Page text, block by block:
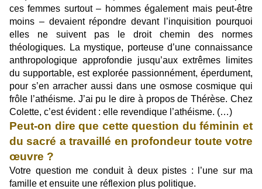
ces femmes surtout – hommes également mais peut-être
moins – devaient répondre devant l’inquisition pourquoi
elles ne suivent pas le droit chemin des normes
théologiques. La mystique, porteuse d’une connaissance
anthropologique approfondie jusqu’aux extrêmes limites
du supportable, est explorée passionnément, éperdument,
pour s’en arracher aussi dans une osmose cosmique qui
frôle l’athéisme. J’ai pu le dire à propos de Thérèse. Chez
Colette, c’est évident : elle revendique l’athéisme. (…)
Peut-on dire que cette question du féminin et
du sacré a travaillé en profondeur toute votre
œuvre ?
Votre question me conduit à deux pistes : l’une sur ma
famille et ensuite une réflexion plus politique.